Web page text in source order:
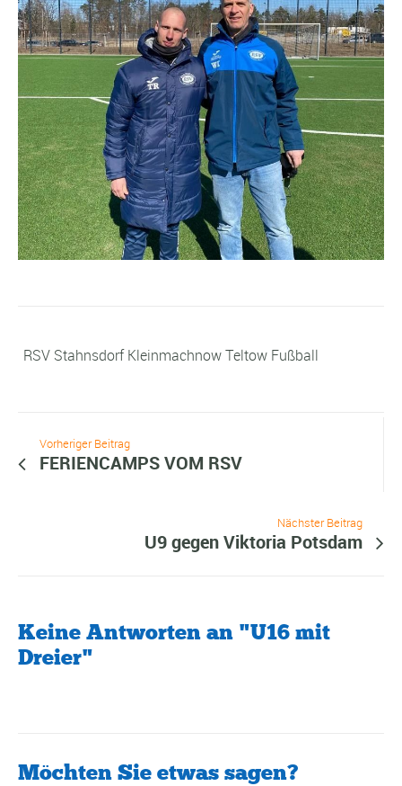
RSV Stahnsdorf Kleinmachnow Teltow Fußball
Vorheriger Beitrag
FERIENCAMPS VOM RSV
Nächster Beitrag
U9 gegen Viktoria Potsdam
Keine Antworten an "U16 mit
Dreier"
Möchten Sie etwas sagen?